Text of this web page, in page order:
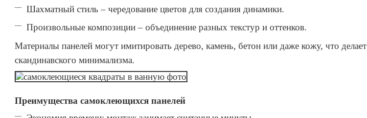
Шахматный стиль – чередование цветов для создания динамики.
Произвольные композиции – объединение разных текстур и оттенков.
Материалы панелей могут имитировать дерево, камень, бетон или даже кожу, что
скандинавского минимализма.
Преимущества самоклеющихся панелей